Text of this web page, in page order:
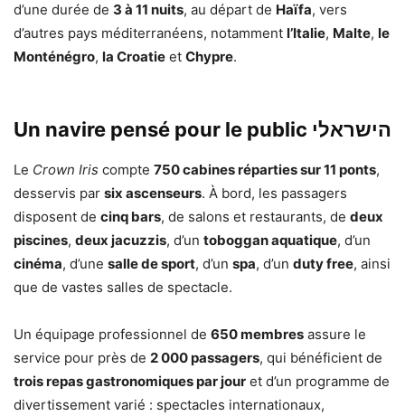
d’une durée de 3 à 11 nuits, au départ de Haïfa, vers
d’autres pays méditerranéens, notamment l’Italie, Malte, le
Monténégro, la Croatie et Chypre.
Un navire pensé pour le public הישראלי
Le Crown Iris compte 750 cabines réparties sur 11 ponts,
desservis par six ascenseurs. À bord, les passagers
disposent de cinq bars, de salons et restaurants, de deux
piscines, deux jacuzzis, d’un toboggan aquatique, d’un
cinéma, d’une salle de sport, d’un spa, d’un duty free, ainsi
que de vastes salles de spectacle.
Un équipage professionnel de 650 membres assure le
service pour près de 2 000 passagers, qui bénéficient de
trois repas gastronomiques par jour et d’un programme de
divertissement varié : spectacles internationaux,